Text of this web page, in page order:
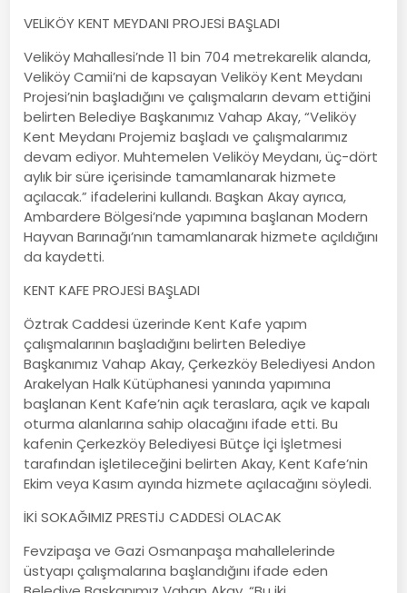
VELİKÖY KENT MEYDANI PROJESİ BAŞLADI
Veliköy Mahallesi’nde 11 bin 704 metrekarelik alanda,
Veliköy Camii’ni de kapsayan Veliköy Kent Meydanı
Projesi’nin başladığını ve çalışmaların devam ettiğini
belirten Belediye Başkanımız Vahap Akay, “Veliköy
Kent Meydanı Projemiz başladı ve çalışmalarımız
devam ediyor. Muhtemelen Veliköy Meydanı, üç-dört
aylık bir süre içerisinde tamamlanarak hizmete
açılacak.” ifadelerini kullandı. Başkan Akay ayrıca,
Ambardere Bölgesi’nde yapımına başlanan Modern
Hayvan Barınağı’nın tamamlanarak hizmete açıldığını
da kaydetti.
KENT KAFE PROJESİ BAŞLADI
Öztrak Caddesi üzerinde Kent Kafe yapım
çalışmalarının başladığını belirten Belediye
Başkanımız Vahap Akay, Çerkezköy Belediyesi Andon
Arakelyan Halk Kütüphanesi yanında yapımına
başlanan Kent Kafe’nin açık teraslara, açık ve kapalı
oturma alanlarına sahip olacağını ifade etti. Bu
kafenin Çerkezköy Belediyesi Bütçe İçi İşletmesi
tarafından işletileceğini belirten Akay, Kent Kafe’nin
Ekim veya Kasım ayında hizmete açılacağını söyledi.
İKİ SOKAĞIMIZ PRESTİJ CADDESİ OLACAK
Fevzipaşa ve Gazi Osmanpaşa mahallelerinde
üstyapı çalışmalarına başlandığını ifade eden